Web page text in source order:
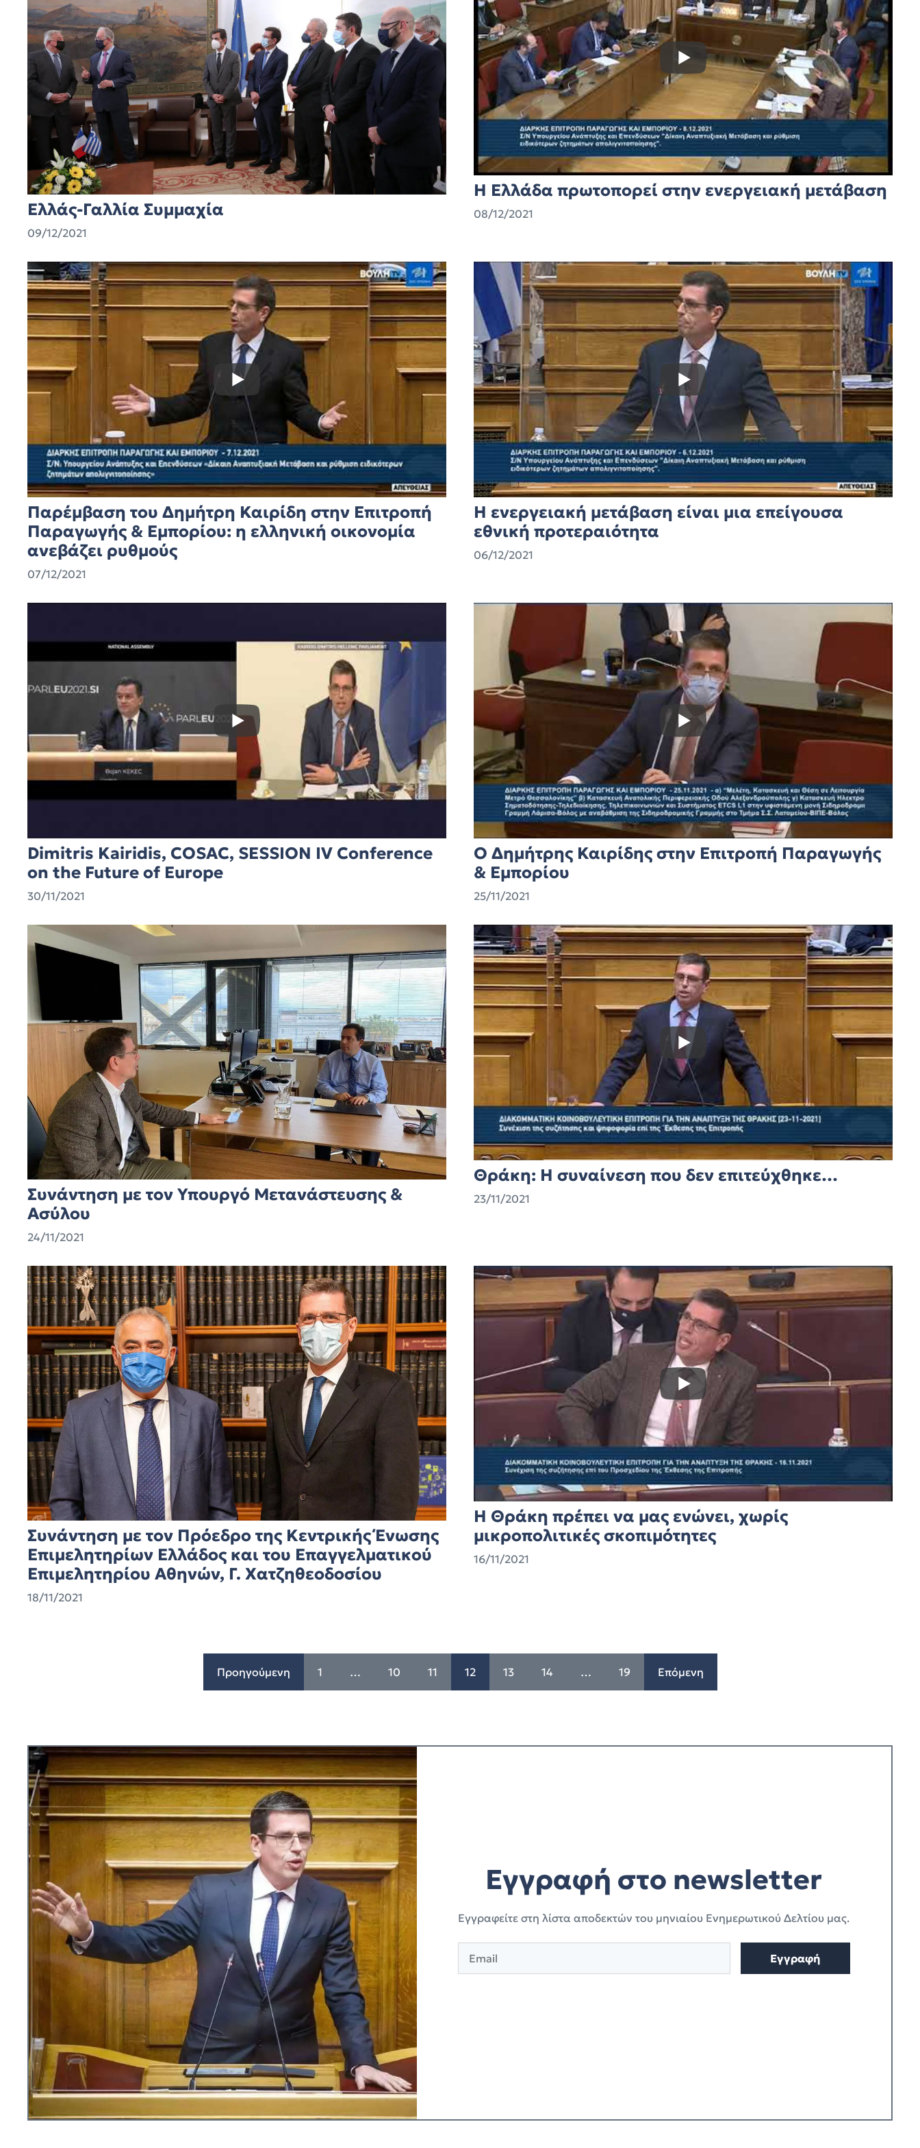
Ελλάς-Γαλλία Συμμαχία
09/12/2021
Η Ελλάδα πρωτοπορεί στην ενεργειακή μετάβαση
08/12/2021
Παρέμβαση του Δημήτρη Καιρίδη στην Επιτροπή
Παραγωγής & Εμπορίου: η ελληνική οικονομία
ανεβάζει ρυθμούς
07/12/2021
Η ενεργειακή μετάβαση είναι μια επείγουσα
εθνική προτεραιότητα
06/12/2021
Dimitris Kairidis, COSAC, SESSION IV Conference
on the Future of Europe
30/11/2021
Ο Δημήτρης Καιρίδης στην Επιτροπή Παραγωγής
& Εμπορίου
25/11/2021
Συνάντηση με τον Υπουργό Μετανάστευσης &
Ασύλου
24/11/2021
Θράκη: Η συναίνεση που δεν επιτεύχθηκε…
23/11/2021
Συνάντηση με τον Πρόεδρο της Κεντρικής Ένωσης
Επιμελητηρίων Ελλάδος και του Επαγγελματικού
Επιμελητηρίου Αθηνών, Γ. Χατζηθεοδοσίου
18/11/2021
Η Θράκη πρέπει να μας ενώνει, χωρίς
μικροπολιτικές σκοπιμότητες
16/11/2021
Προηγούμενη 1 … 10 11 12 13 14 … 19 Επόμενη
Εγγραφή στο newsletter
Eγγραφείτε στη λίστα αποδεκτών του μηνιαίου Ενημερωτικού Δελτίου μας.
Εγγραφή